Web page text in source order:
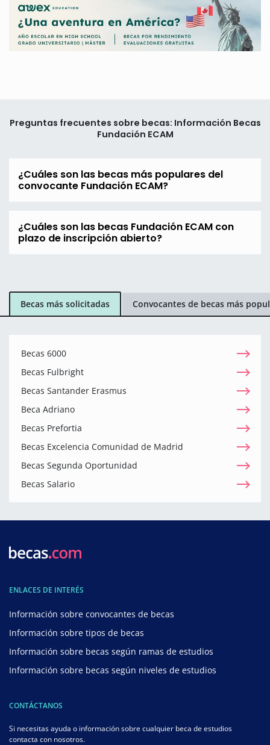
Preguntas frecuentes sobre becas: Información Becas
Fundación ECAM
¿Cuáles son las becas más populares del
convocante Fundación ECAM?
¿Cuáles son las becas Fundación ECAM con
plazo de inscripción abierto?
Becas más solicitadas Convocantes de becas más
Becas 6000
Becas Fulbright
Becas Santander Erasmus
Beca Adriano
Becas Prefortia
Becas Excelencia Comunidad de Madrid
Becas Segunda Oportunidad
Becas Salario
ENLACES DE INTERÉS
Información sobre convocantes de becas
Información sobre tipos de becas
Información sobre becas según ramas de estudios
Información sobre becas según niveles de estudios
CONTÁCTANOS
Si necesitas ayuda o información sobre cualquier beca de estudios
contacta con nosotros.